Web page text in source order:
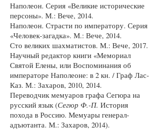
Наполеон. Серия «Великие исторические
персоны». М.: Вече, 2014.
Наполеон. Страсти по императору. Серия
«Человек-загадка». М.: Вече, 2014.
Сто великих шахматистов. М.: Вече, 2017.
Научный редактор книги «Мемориал
Святой Елены, или Воспоминания об
императоре Наполеоне: в 2 кн. / Граф Лас-
Каз. М.: Захаров, 2010, 2014.
Переводчик мемуаров графа Сегюра на
русский язык (Сегюр Ф.-П. История
похода в Россию. Мемуары генерал-
адъютанта. М.: Захаров, 2014).